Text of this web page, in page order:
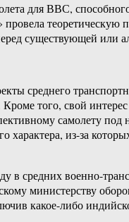
для ВВС,
теоретическую
существующей или
среднего
того, свой
самолету
характера, из-за
средних военно-
министерству
какое-либо